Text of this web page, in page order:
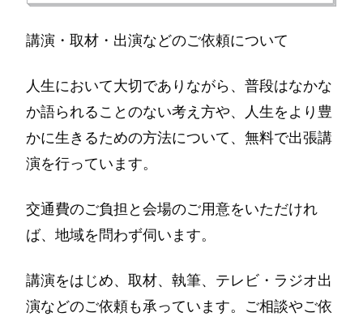
講演・取材・出演などのご依頼について
人生において大切でありながら、普段はなかな
か語られることのない考え方や、人生をより豊
かに生きるための方法について、無料で出張講
演を行っています。
交通費のご負担と会場のご用意をいただけれ
ば、地域を問わず伺います。
講演をはじめ、取材、執筆、テレビ・ラジオ出
演などのご依頼も承っています。ご相談やご依